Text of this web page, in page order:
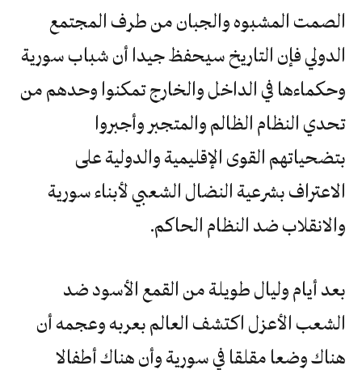
الصمت المشبوه والجبان من طرف المجتمع
الدولي فإن التاريخ سيحفظ جيدا أن شباب سورية
وحكماءها في الداخل والخارج تمكنوا وحدهم من
تحدي النظام الظالم والمتجبر وأجبروا
بتضحياتهم القوى الإقليمية والدولية على
الاعتراف بشرعية النضال الشعبي لأبناء سورية
والانقلاب ضد النظام الحاكم.
بعد أيام وليال طويلة من القمع الأسود ضد
الشعب الأعزل اكتشف العالم بعربه وعجمه أن
هناك وضعا مقلقا في سورية وأن هناك أطفالا